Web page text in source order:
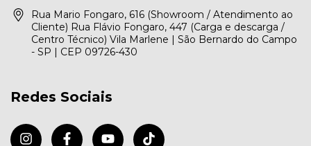
Rua Mario Fongaro, 616 (Showroom / Atendimento ao
Cliente) Rua Flávio Fongaro, 447 (Carga e descarga /
Centro Técnico) Vila Marlene | São Bernardo do Campo
- SP | CEP 09726-430
Redes Sociais